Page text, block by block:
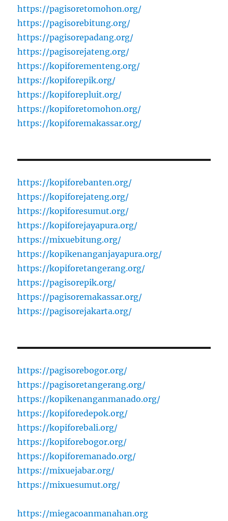
https://pagisoretomohon.org/
https://pagisorebitung.org/
https://pagisorepadang.org/
https://pagisorejateng.org/
https://kopiforementeng.org/
https://kopiforepik.org/
https://kopiforepluit.org/
https://kopiforetomohon.org/
https://kopiforemakassar.org/
https://kopiforebanten.org/
https://kopiforejateng.org/
https://kopiforesumut.org/
https://kopiforejayapura.org/
https://mixuebitung.org/
https://kopikenanganjayapura.org/
https://kopiforetangerang.org/
https://pagisorepik.org/
https://pagisoremakassar.org/
https://pagisorejakarta.org/
https://pagisorebogor.org/
https://pagisoretangerang.org/
https://kopikenanganmanado.org/
https://kopiforedepok.org/
https://kopiforebali.org/
https://kopiforebogor.org/
https://kopiforemanado.org/
https://mixuejabar.org/
https://mixuesumut.org/
https://miegacoanmanahan.org